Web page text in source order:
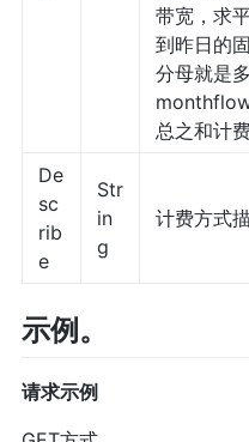
带宽，求
到昨日的
分母就是多
总之和计费
De
sc
rib
e
Str
in
g
计费方式
示例。
请求示例